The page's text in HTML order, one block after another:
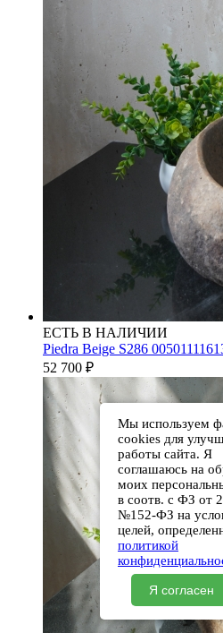
ЕСТЬ В НАЛИЧИИ
Piedra Beige S286
52 700 ₽
Мы используем
cookies для
работы сайта. Я
соглашаюсь на
моих
в соотв. с ФЗ от
№152-ФЗ на
целей,
политикой
Я согласен